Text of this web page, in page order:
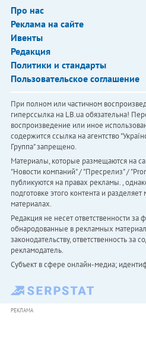
Про нас
Реклама на сайте
Ивенты
Редакция
Политики и стандарты
Пользовательское соглашение
При полном или частичном
гиперссылка на LB.ua обязательна!
воспроизведение или иное
содержится ссылка на агентство
Группа" запрещено.
Материалы, которые размещаются на
"Новости компаний" / "Пресрелиз" /
публикуются на правах рекламы. ,
подготовке этого контента и
материалах.
Редакция не несет ответственности
обнародованные в рекламных
законодательству, ответственность за
рекламодатель.
Субъект в сфере онлайн-медиа;
РЕКЛАМА